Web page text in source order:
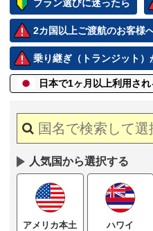
プラン選びに迷ったら
2カ国以上ご渡航のお客様
乗り継ぎ（トランジット）
日本で1ヶ月以上利用さ
人気国から選択する
アメリカ本土 ハワイ